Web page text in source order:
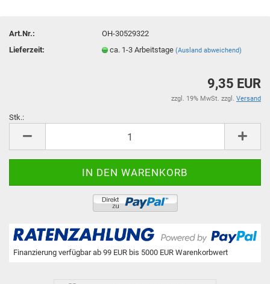
Art.Nr.:
OH-30529322
Lieferzeit:
ca. 1-3 Arbeitstage(Ausland abweichend)
9,35 EUR
zzgl. 19% MwSt. zzgl. Versand
Stk.:
Finanzierung verfügbar ab 99 EUR bis 5000 EUR Warenkorbwert